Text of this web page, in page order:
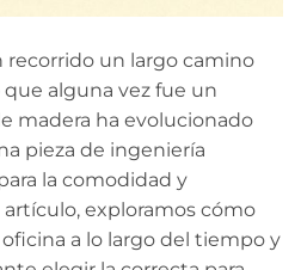
recorrido un largo camino
alguna vez fue un
madera ha evolucionado
pieza de ingeniería
la comodidad y
exploramos cómo
a lo largo del tiempo y